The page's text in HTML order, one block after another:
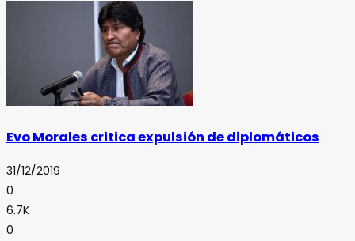
Evo Morales critica expulsión de diplomáticos
31/12/2019
0
6.7K
0